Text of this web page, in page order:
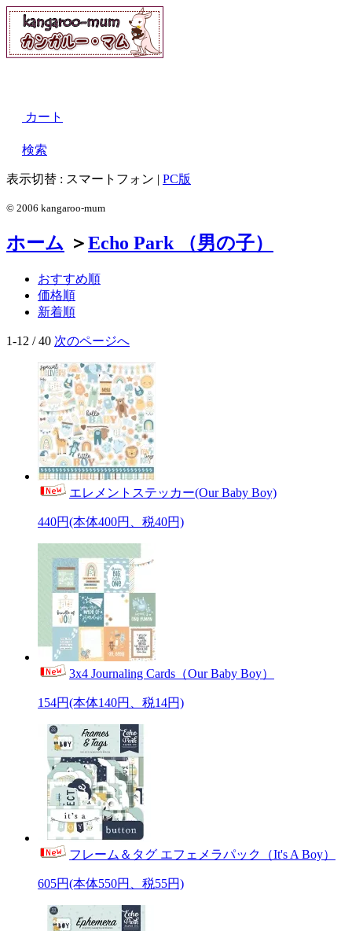
カート
検索
表示切替 : スマートフォン | PC版
© 2006 kangaroo-mum
ホーム ＞Echo Park （男の子）
おすすめ順
価格順
新着順
1-12 / 40 次のページへ
エレメントステッカー(Our Baby Boy)
440円(本体400円、税40円)
3x4 Journaling Cards（Our Baby Boy）
154円(本体140円、税14円)
フレーム＆タグ エフェメラパック（It's A Boy）
605円(本体550円、税55円)